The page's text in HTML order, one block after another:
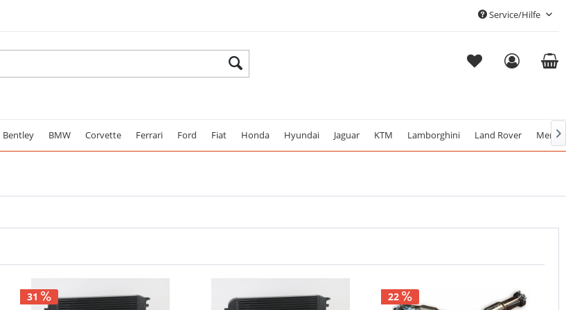
Service/Hilfe
Bentley BMW Corvette Ferrari Ford Fiat Honda Hyundai Jaguar KTM Lamborghini Land Rover 
31 22